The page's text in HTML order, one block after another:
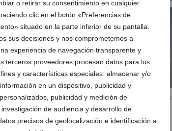
o retirar su consentimiento en cualquier
clic en el botón «Preferencias de
situado en la parte inferior de su pantalla.
sus decisiones y nos comprometemos a
experiencia de navegación transparente y
terceros proveedores procesan datos para los
y características especiales: almacenar y/o
en un dispositivo, publicidad y
publicidad y medición de
de audiencia y desarrollo de
precisos de geolocalización e identificación a
Estudio As Meigas Tattoo en